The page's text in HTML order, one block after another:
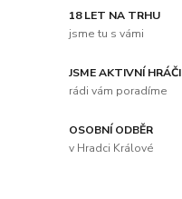
18 LET NA TRHU
jsme tu s vámi
JSME AKTIVNÍ HRÁČI
rádi vám poradíme
OSOBNÍ ODBĚR
v Hradci Králové